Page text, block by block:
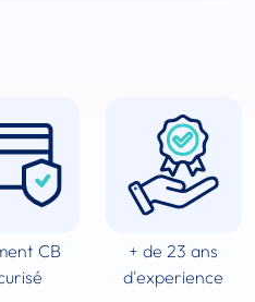
CB
+ de 23 ans
d'experience